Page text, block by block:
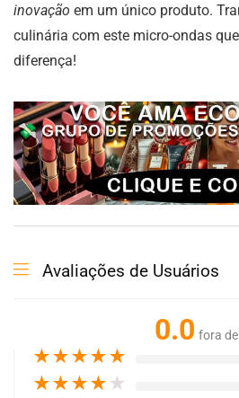
inovação em um único produto.
culinária com este micro-ondas
diferença!
Avaliações de Usuários
0.0 fora
★★★★★
★★★★ ★